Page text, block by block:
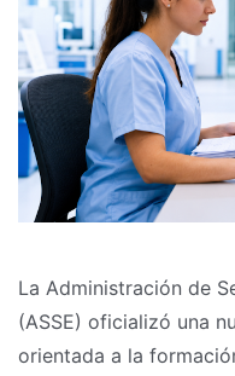
La Administración de
(ASSE) oficializó una
orientada a la